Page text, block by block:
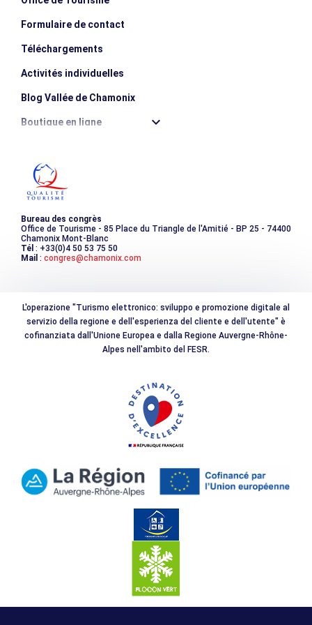
Formulaire de contact
Téléchargements
Activités individuelles
Blog Vallée de Chamonix
Boutique en ligne
Les incontournables
Photothèque
Bureau des congrès
Office de Tourisme - 85 Place du Triangle de l'Amitié - BP 25 - 74400
Chamonix Mont-Blanc
Tél : +33(0)4 50 53 75 50
Mail : congres@chamonix.com
L'operazione "Turismo elettronico: sviluppo e promozione digitale al
servizio della regione e dell'esperienza del cliente e dell'utente" è
cofinanziata dall'Unione Europea e dalla Regione Auvergne-Rhône-
Alpes nell'ambito del FESR.